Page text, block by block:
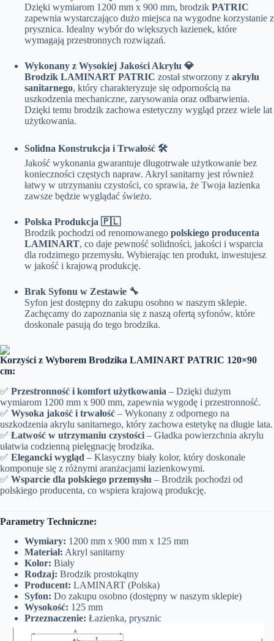
Dzięki wymiarom 1200 mm x 900 mm, brodzik PATRIC
zapewnia wystarczająco dużo miejsca na wygodne korzystanie z
prysznica. Idealny wybór do większych łazienek, które
wymagają przestronnych rozwiązań.
Wykonany z Wysokiej Jakości Akrylu 💎
Brodzik LAMINART PATRIC został stworzony z akrylu
sanitarnego, który charakteryzuje się odpornością na
uszkodzenia mechaniczne, zarysowania oraz odbarwienia.
Dzięki temu brodzik zachowa estetyczny wygląd przez wiele lat
użytkowania.
Solidna Konstrukcja i Trwałość 🛠️
Jakość wykonania gwarantuje długotrwałe użytkowanie bez
konieczności częstych napraw. Akryl sanitarny jest również
łatwy w utrzymaniu czystości, co sprawia, że Twoja łazienka
zawsze będzie wyglądać świeżo.
Polska Produkcja 🇵🇱
Brodzik pochodzi od renomowanego polskiego producenta
LAMINART, co daje pewność solidności, jakości i wsparcia
dla rodzimego przemysłu. Wybierając ten produkt, inwestujesz
w jakość i krajową produkcję.
Brak Syfonu w Zestawie 🔧
Syfon jest dostępny do zakupu osobno w naszym sklepie.
Zachęcamy do zapoznania się z naszą ofertą syfonów, które
doskonale pasują do tego brodzika.
Korzyści z Wyborem Brodzika LAMINART PATRIC 120×90
cm:
✅ Przestronność i komfort użytkowania – Dzięki dużym
wymiarom 1200 mm x 900 mm, zapewnia wygodę i przestronność.
✅ Wysoka jakość i trwałość – Wykonany z odpornego na
uszkodzenia akrylu sanitarnego, który zachowa estetykę na długie lata.
✅ Łatwość w utrzymaniu czystości – Gładka powierzchnia akrylu
ułatwia codzienną pielęgnację brodzika.
✅ Elegancki wygląd – Klasyczny biały kolor, który doskonale
komponuje się z różnymi aranżacjami łazienkowymi.
✅ Wsparcie dla polskiego przemysłu – Brodzik pochodzi od
polskiego producenta, co wspiera krajową produkcję.
Parametry Techniczne:
Wymiary: 1200 mm x 900 mm x 125 mm
Materiał: Akryl sanitarny
Kolor: Biały
Rodzaj: Brodzik prostokątny
Producent: LAMINART (Polska)
Syfon: Do zakupu osobno (dostępny w naszym sklepie)
Wysokość: 125 mm
Przeznaczenie: Łazienka, prysznic